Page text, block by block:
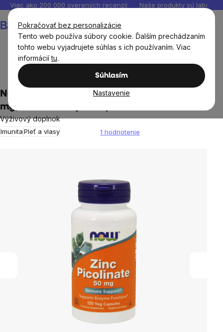
Pokračovať bez personalizácie
Tento web používa súbory cookie. Ďalším prechádzaním
tohto webu vyjadrujete súhlas s ich používaním. Viac
informáciítu.
Súhlasím
Nastavenie
Prejsť
obsah
Viac ako 200 000 overených recenzií Naše produkty sú
košík
Zinok
NOW Zinc Picolinate (zinok pikolinát), 50
mg, 120 rastlinných kapsúl
Výživový doplnok
ImunitaPleť a vlasy
hviezdičiek.
1 hodnotenie